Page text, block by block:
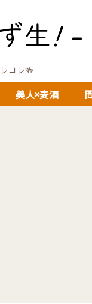
コレ🍻
美人×麦酒